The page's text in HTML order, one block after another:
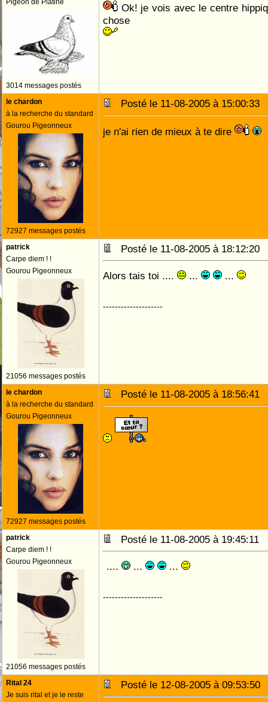
Pigeon de Platine
3014 messages postés
Ok! je vois avec le centre
chose
le chardon
à la recherche du standard
Gourou Pigeonneux
72927 messages postés
Posté le 11-08-2005 à 15:00:33
je n'ai rien de mieux à te dire
patrick
Carpe diem ! !
Gourou Pigeonneux
21056 messages postés
Posté le 11-08-2005 à 18:12:20
Alors tais toi .... ... ...
--------------------
le chardon
à la recherche du standard
Gourou Pigeonneux
72927 messages postés
Posté le 11-08-2005 à 18:56:41
patrick
Carpe diem ! !
Gourou Pigeonneux
21056 messages postés
Posté le 11-08-2005 à 19:45:11
.... ... ...
--------------------
Rital 24
Je suis rital et je le reste
Posté le 12-08-2005 à